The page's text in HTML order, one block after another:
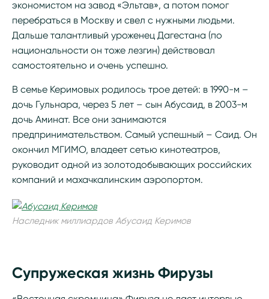
экономистом на завод «Эльтав», а потом помог
перебраться в Москву и свел с нужными людьми.
Дальше талантливый уроженец Дагестана (по
национальности он тоже лезгин) действовал
самостоятельно и очень успешно.
В семье Керимовых родилось трое детей: в 1990-м –
дочь Гульнара, через 5 лет – сын Абусаид, в 2003-м
дочь Аминат. Все они занимаются
предпринимательством. Самый успешный – Саид. Он
окончил МГИМО, владеет сетью кинотеатров,
руководит одной из золотодобывающих российских
компаний и махачкалинским аэропортом.
Наследник миллиардов Абусаид Керимов
Супружеская жизнь Фирузы